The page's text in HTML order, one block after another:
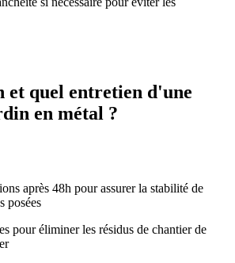
et quel entretien d'une
en métal ?
après 48h pour assurer la stabilité de
posées
pour éliminer les résidus de chantier de